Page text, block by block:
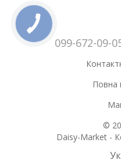
099-672-09-
Повна
©
Daisy-Market -